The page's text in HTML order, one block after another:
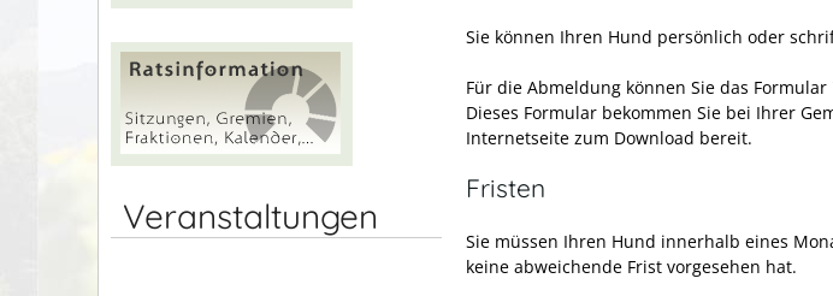
Veranstaltungen
Sie können Ihren Hund persönlich oder
Für die Abmeldung können Sie das
Dieses Formular bekommen Sie bei Ihrer
Internetseite zum Download bereit.
Fristen
Sie müssen Ihren Hund innerhalb eines
keine abweichende Frist vorgesehen hat.